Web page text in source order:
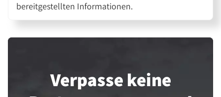
bereitgestellten Informationen.
Verpasse keine